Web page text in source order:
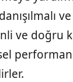
ve doğru